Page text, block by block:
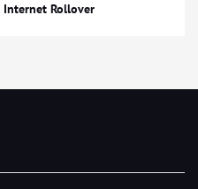
Rollover